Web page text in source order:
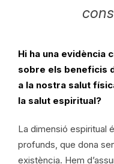
Hi ha una evidència
sobre els beneficis
a la nostra salut
la salut espiritual?
La dimensió espiritual
profunds, que dona
existència. Hem